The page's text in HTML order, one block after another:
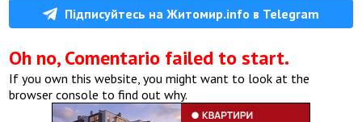
Підписуйтесь на Житомир.info в Telegram
Oh no, Comentario failed to start.
If you own this website, you might want to look at the
browser console to find out why.